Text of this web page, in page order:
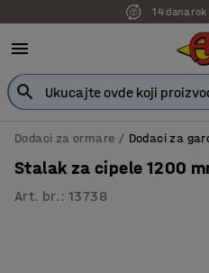
14 dana
7
Dodaci za ormare Dodaci za
Stalak za cipele 1200
Art. br. :13738